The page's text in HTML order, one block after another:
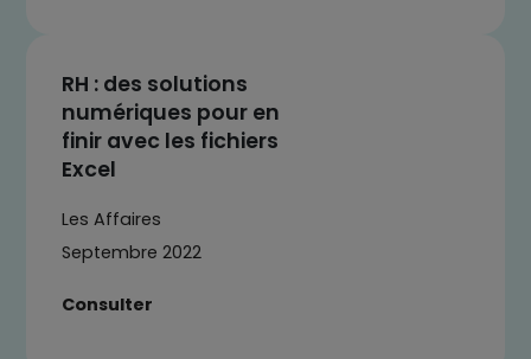
RH : des solutions
numériques pour en
finir avec les fichiers
Excel
Les Affaires
Septembre 2022
Consulter